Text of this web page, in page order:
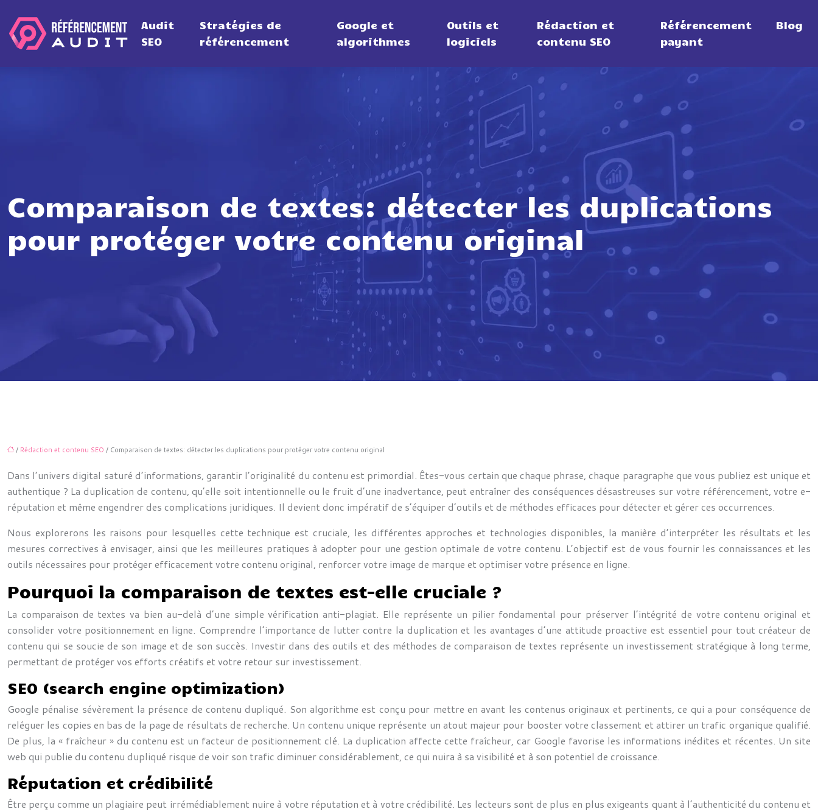
Audit
SEO
Stratégies de
référencement
Google et
algorithmes
Outils et
logiciels
Rédaction et
contenu SEO
Référencement
payant
Blog
Comparaison de textes: détecter les duplications
pour protéger votre contenu original
/ Rédaction et contenu SEO / Comparaison de textes: détecter les duplications pour protéger votre contenu original
Dans l’univers digital saturé d’informations, garantir l’originalité du contenu est primordial. Êtes-vous certain que chaque phrase, chaque paragraphe que vous publiez est unique et
authentique ? La duplication de contenu, qu’elle soit intentionnelle ou le fruit d’une inadvertance, peut entraîner des conséquences désastreuses sur votre référencement, votre e-
réputation et même engendrer des complications juridiques. Il devient donc impératif de s’équiper d’outils et de méthodes efficaces pour détecter et gérer ces occurrences.
Nous explorerons les raisons pour lesquelles cette technique est cruciale, les différentes approches et technologies disponibles, la manière d’interpréter les résultats et les
mesures correctives à envisager, ainsi que les meilleures pratiques à adopter pour une gestion optimale de votre contenu. L’objectif est de vous fournir les connaissances et les
outils nécessaires pour protéger efficacement votre contenu original, renforcer votre image de marque et optimiser votre présence en ligne.
Pourquoi la comparaison de textes est-elle cruciale ?
La comparaison de textes va bien au-delà d’une simple vérification anti-plagiat. Elle représente un pilier fondamental pour préserver l’intégrité de votre contenu original et
consolider votre positionnement en ligne. Comprendre l’importance de lutter contre la duplication et les avantages d’une attitude proactive est essentiel pour tout créateur de
contenu qui se soucie de son image et de son succès. Investir dans des outils et des méthodes de comparaison de textes représente un investissement stratégique à long terme,
permettant de protéger vos efforts créatifs et votre retour sur investissement.
SEO (search engine optimization)
Google pénalise sévèrement la présence de contenu dupliqué. Son algorithme est conçu pour mettre en avant les contenus originaux et pertinents, ce qui a pour conséquence de
reléguer les copies en bas de la page de résultats de recherche. Un contenu unique représente un atout majeur pour booster votre classement et attirer un trafic organique qualifié.
De plus, la « fraîcheur » du contenu est un facteur de positionnement clé. La duplication affecte cette fraîcheur, car Google favorise les informations inédites et récentes. Un site
web qui publie du contenu dupliqué risque de voir son trafic diminuer considérablement, ce qui nuira à sa visibilité et à son potentiel de croissance.
Réputation et crédibilité
Être perçu comme un plagiaire peut irrémédiablement nuire à votre réputation et à votre crédibilité. Les lecteurs sont de plus en plus exigeants quant à l’authenticité du contenu et